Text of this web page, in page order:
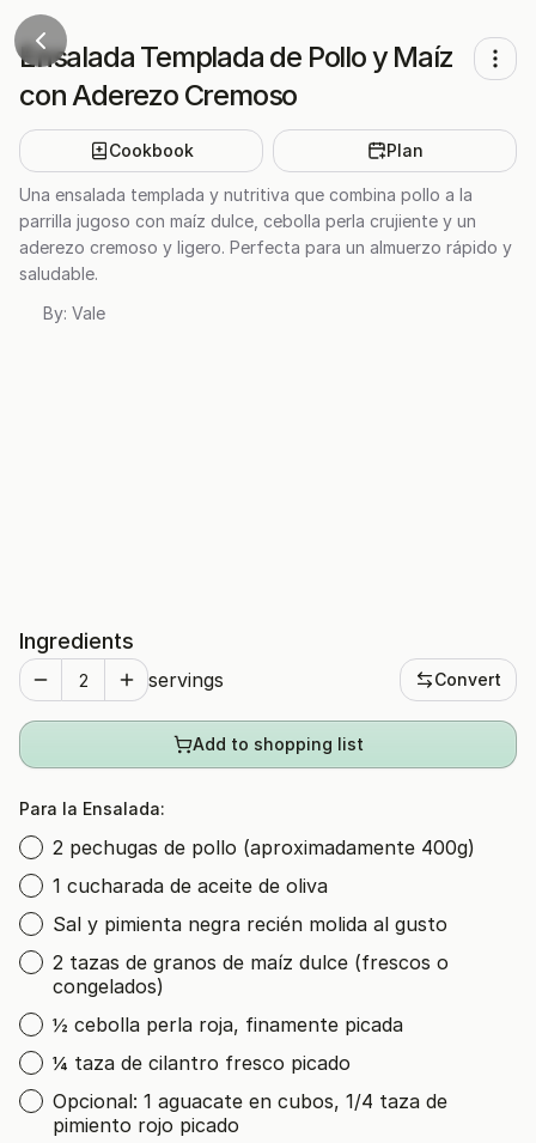
Ensalada Templada de Pollo y Maíz
con Aderezo Cremoso
Cookbook Plan
Una ensalada templada y nutritiva que combina pollo a la
parrilla jugoso con maíz dulce, cebolla perla crujiente y un
aderezo cremoso y ligero. Perfecta para un almuerzo rápido y
saludable.
By: Vale
Ingredients
servings Convert
Add to shopping list
Para la Ensalada:
2 pechugas de pollo (aproximadamente 400g)
1 cucharada de aceite de oliva
Sal y pimienta negra recién molida al gusto
2 tazas de granos de maíz dulce (frescos o
congelados)
½ cebolla perla roja, finamente picada
¼ taza de cilantro fresco picado
Opcional: 1 aguacate en cubos, 1/4 taza de
pimiento rojo picado